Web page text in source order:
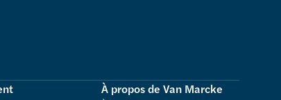
À propos de Van Marcke